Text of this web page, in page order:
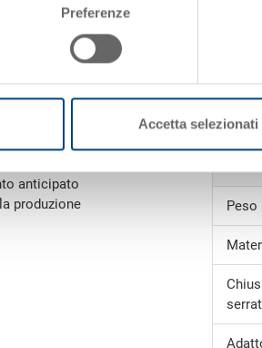
Preferenze
Accetta selezionati
1'000.00 CHF
anticipato
produzione
Peso